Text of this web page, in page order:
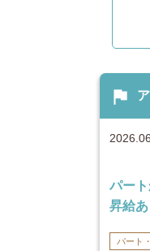
flag
パー
昇給あ
パート